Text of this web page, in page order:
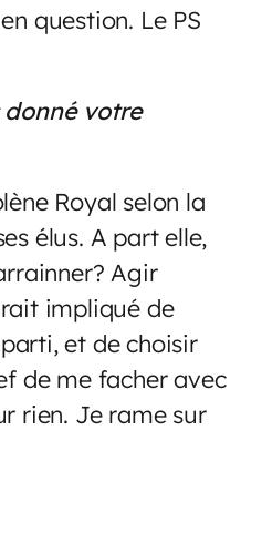
question. Le PS
donné votre
Royal selon la
élus. A part elle,
Agir
impliqué de
et de choisir
de me facher avec
rien. Je rame sur